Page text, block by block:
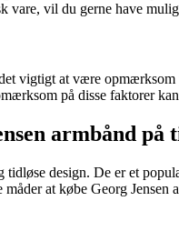
vil du gerne have
vigtigt at være
på disse faktorer
armbånd på
tidløse design. De er et
måder at købe Georg